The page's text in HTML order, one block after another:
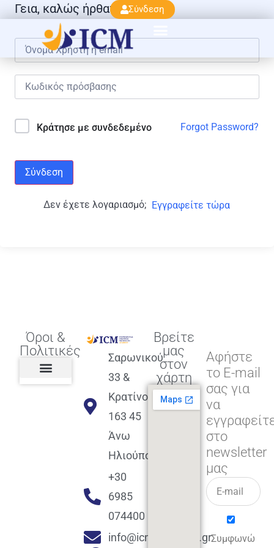
Σύνδεση
Γεια, καλώς ήρθατε πάλι!
Κράτησε με συνδεδεμένο Forgot Password?
Σύνδεση
Δεν έχετε λογαριασμό; Εγγραφείτε τώρα
Όροι &
Πολιτικές
Σαρωνικού
33 &
Κρατίνου
163 45
Άνω
Ηλιούπολη
+30
6985
074400
info@icmacademy.gr
Βρείτε
μας
στον
χάρτη
Αφήστε
το E-mail
σας για
να
στο
newsletter
μας
Συμφωνώ